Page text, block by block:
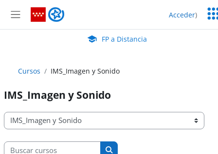
Panel lateral
FP a Distancia Acceder)
Aula Virtual de EducaMadrid:
FP a Distancia
Cursos IMS_Imagen y Sonido
IMS_Imagen y Sonido
Categorías
Buscar cursos